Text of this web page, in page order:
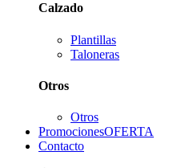
Calzado
Plantillas
Taloneras
Otros
Otros
PromocionesOFERTA
Contacto